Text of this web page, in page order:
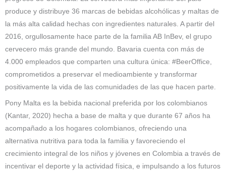
produce y distribuye 36 marcas de bebidas alcohólicas y maltas de
la más alta calidad hechas con ingredientes naturales. A partir del
2016, orgullosamente hace parte de la familia AB InBev, el grupo
cervecero más grande del mundo. Bavaria cuenta con más de
4.000 empleados que comparten una cultura única: #BeerOffice,
comprometidos a preservar el medioambiente y transformar
positivamente la vida de las comunidades de las que hacen parte.
Pony Malta es la bebida nacional preferida por los colombianos
(Kantar, 2020) hecha a base de malta y que durante 67 años ha
acompañado a los hogares colombianos, ofreciendo una
alternativa nutritiva para toda la familia y favoreciendo el
crecimiento integral de los niños y jóvenes en Colombia a través de
incentivar el deporte y la actividad física, e impulsando a los futuros